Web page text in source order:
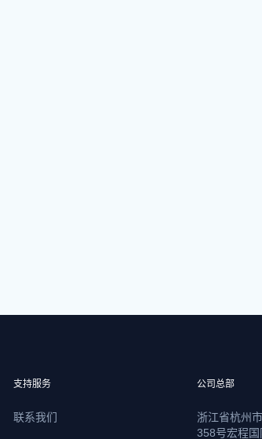
支持服务
联系我们
公司总部
浙江省杭州
358号宏程